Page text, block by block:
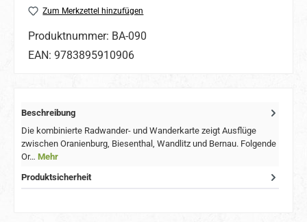
Zum Merkzettel hinzufügen
Produktnummer: BA-090
EAN: 9783895910906
Beschreibung
Die kombinierte Radwander- und Wanderkarte zeigt Ausflüge
zwischen Oranienburg, Biesenthal, Wandlitz und Bernau. Folgende
Or… Mehr
Produktsicherheit